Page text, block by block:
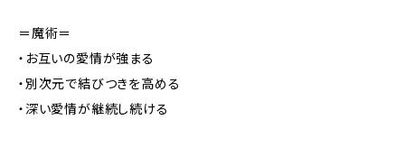
＝魔術＝
・お互いの愛情が強まる
・別次元で結びつきを高める
・深い愛情が継続し続ける